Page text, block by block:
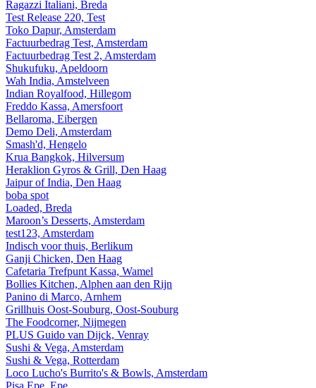
Ragazzi Italiani, Breda
Test Release 220, Test
Toko Dapur, Amsterdam
Factuurbedrag Test, Amsterdam
Factuurbedrag Test 2, Amsterdam
Shukufuku, Apeldoorn
Wah India, Amstelveen
Indian Royalfood, Hillegom
Freddo Kassa, Amersfoort
Bellaroma, Eibergen
Demo Deli, Amsterdam
Smash'd, Hengelo
Krua Bangkok, Hilversum
Heraklion Gyros & Grill, Den Haag
Jaipur of India, Den Haag
boba spot
Loaded, Breda
Maroon’s Desserts, Amsterdam
test123, Amsterdam
Indisch voor thuis, Berlikum
Ganji Chicken, Den Haag
Cafetaria Trefpunt Kassa, Wamel
Bollies Kitchen, Alphen aan den Rijn
Panino di Marco, Arnhem
Grillhuis Oost-Souburg, Oost-Souburg
The Foodcorner, Nijmegen
PLUS Guido van Dijck, Venray
Sushi & Vega, Amsterdam
Sushi & Vega, Rotterdam
Loco Lucho's Burrito's & Bowls, Amsterdam
Pisa Epe, Epe